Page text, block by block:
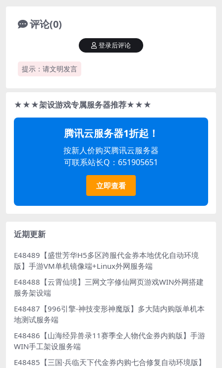
评论(0)
提示：请文明发言
登录后评论
★★★架设游戏专属服务器推荐★★★
腾讯云服务器1折起！
按新人价购买腾讯云服务器
可联系站长Q：651905651
立即查看
近期更新
E48489【盛世芳华H5多区跨服代金券本地优化自动环境
版】手游VM单机镜像端+Linux外网服务端
E48488【云霄仙境】三网文字修仙网页游戏WIN外网搭建
服务架设端
E48487【996引擎-神技变形神魔版】多大陆内购版单机本
地测试服务端
E48486【山海经异兽录11赛季全人物代金券内购版】手游
WIN手工架设服务端
E48485【三国·兵临天下代金券内购七合修复自动环境版】